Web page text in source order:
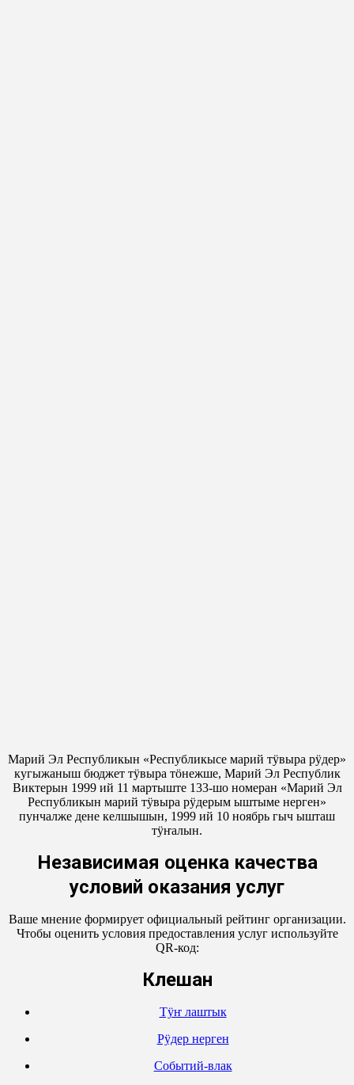
Марий Эл Республикын «Республикысе марий тӱвыра рӱдер»
кугыжаныш бюджет тӱвыра тӧнежше, Марий Эл Республик
Виктерын 1999 ий 11 мартыште 133-шо номеран «Марий Эл
Республикын марий тӱвыра рӱдерым ыштыме нерген»
пунчалже дене келшышын, 1999 ий 10 ноябрь гыч ышташ
тӱҥалын.
Независимая оценка качества
условий оказания услуг
Ваше мнение формирует официальный рейтинг организации.
Чтобы оценить условия предоставления услуг используйте
QR-код:
Кӱлешан
Тӱҥ лаштык
Рӱдер нерген
Событий-влак